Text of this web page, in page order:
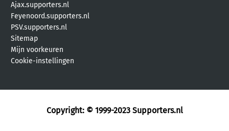
Ajax.supporters.nl
Feyenoord.supporters.nl
PSV.supporters.nl
Sitemap
Mijn voorkeuren
Cookie-instellingen
Copyright: © 1999-2023 Supporters.nl